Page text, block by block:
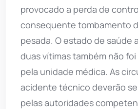
provocado a perda de
consequente tombamento
pesada. O estado de saúde
duas vítimas também não
pela unidade médica. As
acidente técnico deverão
pelas autoridades